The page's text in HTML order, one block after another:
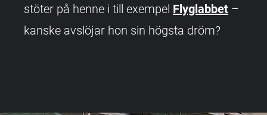
stöter på henne i till exempel Flyglabbet –
kanske avslöjar hon sin högsta dröm?